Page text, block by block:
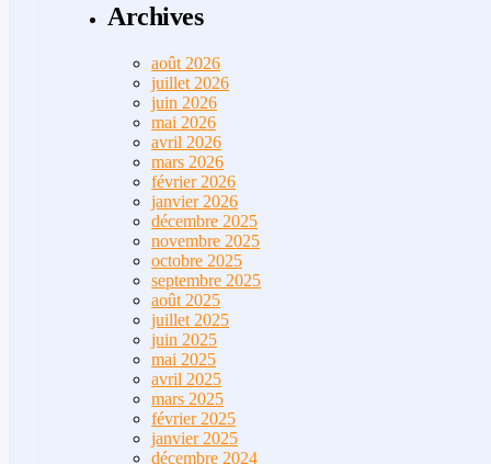
Archives
août 2026
juillet 2026
juin 2026
mai 2026
avril 2026
mars 2026
février 2026
janvier 2026
décembre 2025
novembre 2025
octobre 2025
septembre 2025
août 2025
juillet 2025
juin 2025
mai 2025
avril 2025
mars 2025
février 2025
janvier 2025
décembre 2024